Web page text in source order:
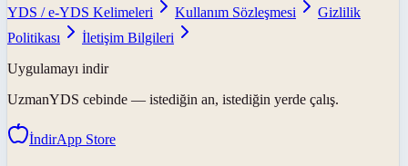
YDS / e-YDS Kelimeleri
Kullanım Sözleşmesi
Gizlilik
Politikası
İletişim Bilgileri
Uygulamayı indir
UzmanYDS cebinde — istediğin an, istediğin yerde çalış.
İndirApp Store